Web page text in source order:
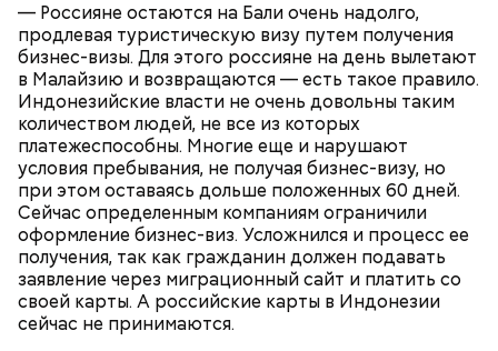
— Россияне остаются на Бали очень надолго,
продлевая туристическую визу путем получения
бизнес-визы. Для этого россияне на день вылетают
в Малайзию и возвращаются — есть такое правило.
Индонезийские власти не очень довольны таким
количеством людей, не все из которых
платежеспособны. Многие еще и нарушают
условия пребывания, не получая бизнес-визу, но
при этом оставаясь дольше положенных 60 дней.
Сейчас определенным компаниям ограничили
оформление бизнес-виз. Усложнился и процесс ее
получения, так как гражданин должен подавать
заявление через миграционный сайт и платить со
своей карты. А российские карты в Индонезии
сейчас не принимаются.
— Бояться шаровых молний не надо, важно
сохранять спокойствие. Обычная молния — это
серьезно, особенно если находитесь в воде, около
высоких зданий и предметов, около деревьев, —
отметил ученый.
Макеев ежегодно встречается с коллегами по
ликвидации аварии на Чернобыльской АЭС. По его
словам, «старая дружба не ржавеет». При встречах
ликвидаторы в основном разговаривают о личном,
о том, как дела, что нового произошло за год.